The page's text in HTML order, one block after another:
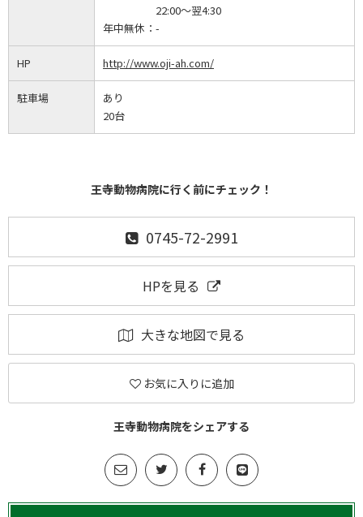
22:00～翌4:30
年中無休： -
HP http://www.oji-ah.com/
駐車場
あり
20台
王寺動物病院に行く前にチェック！
0745-72-2991
HPを見る
大きな地図で見る
お気に入りに追加
王寺動物病院をシェアする